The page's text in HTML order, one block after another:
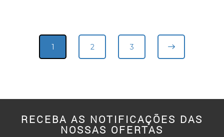
1 2 3
RECEBA AS NOTIFICAÇÕES DAS
NOSSAS OFERTAS